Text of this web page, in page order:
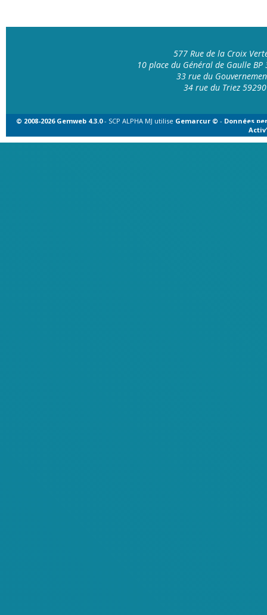
577 Rue de la Croix
10 place du Général de Gaulle BP
33 rue du
34 rue du Triez 59290
© 2008-2026 Gemweb 4.3.0- SCP ALPHA MJ utilise Gemarcur © - Données